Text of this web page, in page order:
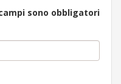
sono obbligatori